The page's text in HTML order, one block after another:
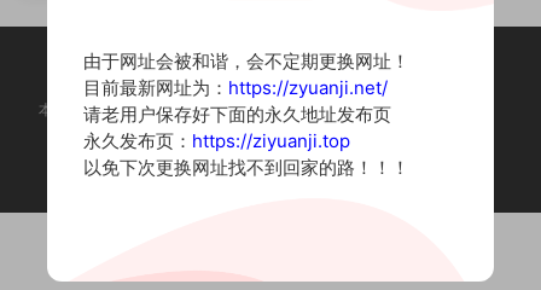
本站为摄影写真图片网站，内容来自网络收集整理，仅作个人学习使用。
如有违法内容请联系删除
Copyright © 2022 资源集
由于网址会被和谐，会不定期更换网址！
目前最新网址为： https://zyuanji.net/
请老用户保存好下面的永久地址发布页
永久发布页： https://ziyuanji.top
以免下次更换网址找不到回家的路！！！